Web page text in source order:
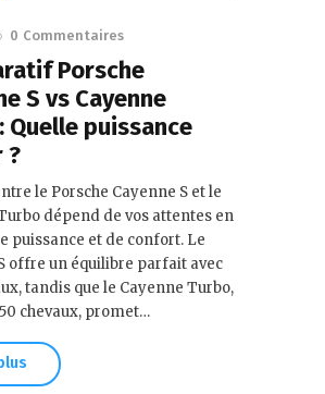
0 Commentaires
Porsche
S vs Cayenne
Quelle puissance
?
le Porsche Cayenne S et le
dépend de vos attentes en
puissance et de confort. Le
offre un équilibre parfait avec
tandis que le Cayenne Turbo,
chevaux, promet…